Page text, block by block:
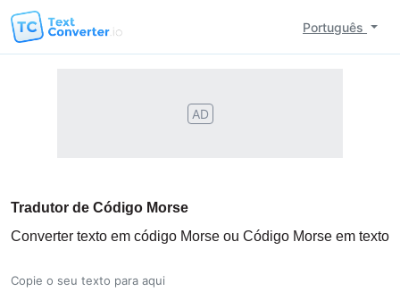
Português
AD
Tradutor de Código Morse
Converter texto em código Morse ou Código Morse em texto
Copie o seu texto para aqui